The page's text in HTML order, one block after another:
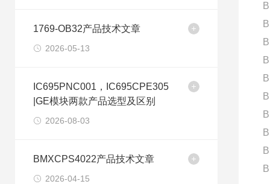
1769-OB32产品技术文章
2026-05-13
IC695PNC001，IC695CPE305
|GE模块两款产品选型及区别
2026-08-03
BMXCPS4022产品技术文章
2026-04-15